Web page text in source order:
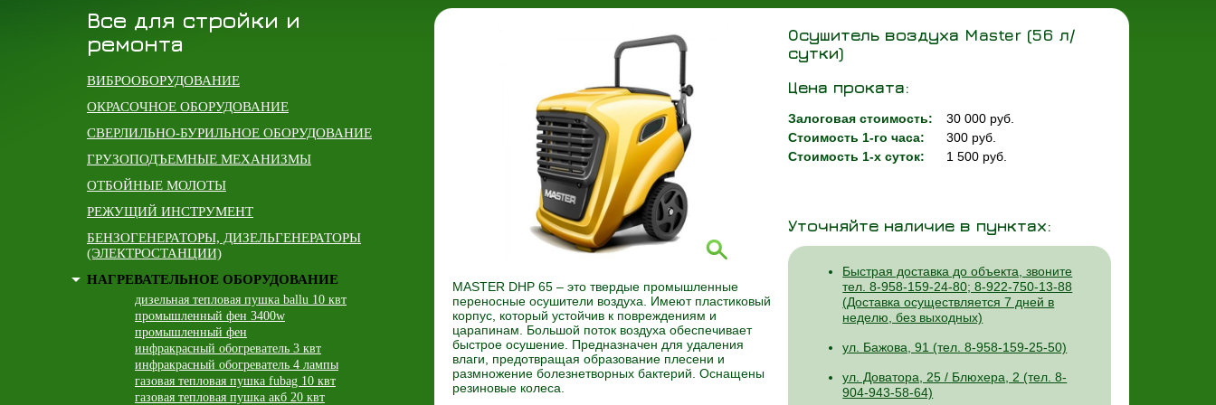
Все для стройки и
ремонта
ВИБРООБОРУДОВАНИЕ
ОКРАСОЧНОЕ ОБОРУДОВАНИЕ
СВЕРЛИЛЬНО-БУРИЛЬНОЕ ОБОРУДОВАНИЕ
ГРУЗОПОДЪЕМНЫЕ МЕХАНИЗМЫ
ОТБОЙНЫЕ МОЛОТЫ
РЕЖУЩИЙ ИНСТРУМЕНТ
БЕНЗОГЕНЕРАТОРЫ, ДИЗЕЛЬГЕНЕРАТОРЫ
(ЭЛЕКТРОСТАНЦИИ)
НАГРЕВАТЕЛЬНОЕ ОБОРУДОВАНИЕ
дизельная тепловая пушка ballu 10 квт
промышленный фен 3400w
промышленный фен
инфракрасный обогреватель 3 квт
инфракрасный обогреватель 4 лампы
газовая тепловая пушка fubag 10 квт
газовая тепловая пушка акб 20 квт
MASTER DHP 65 – это твердые промышленные
переносные осушители воздуха. Имеют пластиковый
корпус, который устойчив к повреждениям и
царапинам. Большой поток воздуха обеспечивает
быстрое осушение. Предназначен для удаления
влаги, предотвращая образование плесени и
размножение болезнетворных бактерий. Оснащены
резиновые колеса.
Осушитель воздуха Master (56 л/
сутки)
Цена проката:
Залоговая стоимость:
30 000 руб.
Стоимость 1-го часа:
300 руб.
Стоимость 1-х суток:
1 500 руб.
Уточняйте наличие в пунктах:
Быстрая доставка до объекта, звоните
тел. 8-958-159-24-80; 8-922-750-13-88
(Доставка осуществляется 7 дней в
неделю, без выходных)
ул. Бажова, 91 (тел. 8-958-159-25-50)
ул. Доватора, 25 / Блюхера, 2 (тел. 8-
904-943-58-64)